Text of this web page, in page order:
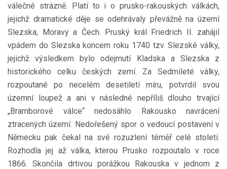
válečné strázně. Platí to i o prusko-rakouských válkách,
jejichž dramatické děje se odehrávaly převážně na území
Slezska, Moravy a Čech. Pruský král Friedrich II. zahájil
vpádem do Slezska koncem roku 1740 tzv. Slezské války,
jejichž výsledkem bylo odejmutí Kladska a Slezska z
historického celku českých zemí. Za Sedmileté války,
rozpoutané po necelém desetiletí míru, potvrdil svou
územní loupež a ani v následné nepříliš dlouho trvající
„Bramborové válce“ nedosáhlo Rakousko navrácení
ztracených území. Nedořešený spor o vedoucí postavení v
Německu pak čekal na své rozuzlení téměř celé století.
Rozhodla jej až válka, kterou Prusko rozpoutalo v roce
1866. Skončila drtivou porážkou Rakouska v jednom z